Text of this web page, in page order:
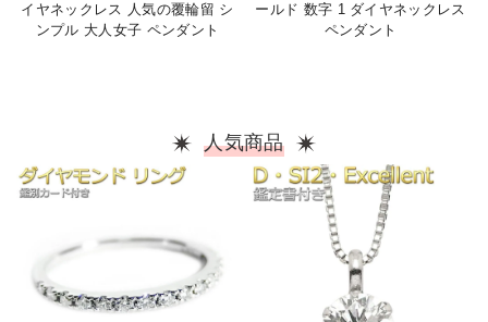
イヤネックレス 人気の覆輪留 シ
ンプル 大人女子 ペンダント
ールド 数字 1 ダイヤネックレス
ペンダント
人気商品